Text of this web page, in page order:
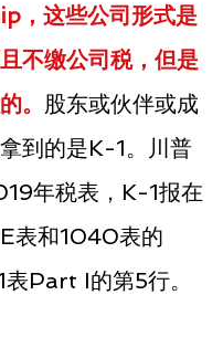
，这些公司形式是
不缴公司税，但是
。 股东或伙伴或成
到的是K-1。川普
年税表，K-1报在
表和1040表的
Part I的第5行。